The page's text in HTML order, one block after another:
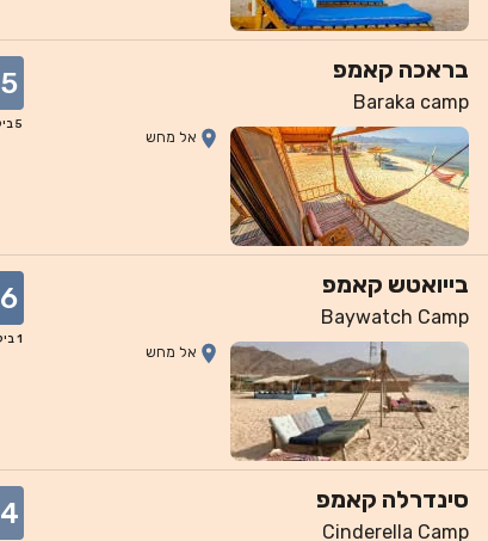
בראכה קאמפ
Baraka camp
5
אל מחש
בייואטש קאמפ
Baywatch Camp
1
אל מחש
סינדרלה קאמפ
Cinderella Camp